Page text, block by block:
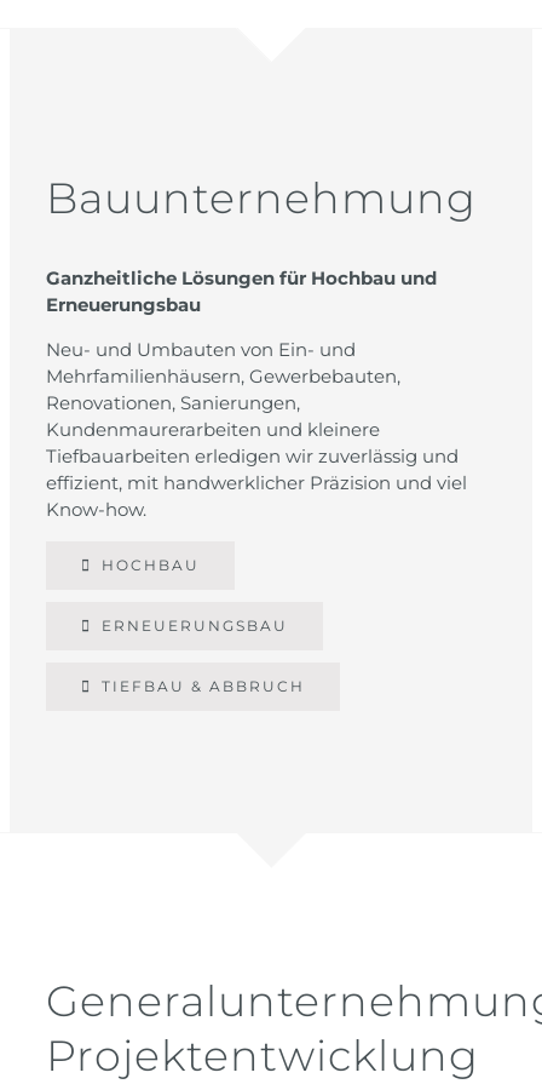
Bauunternehmung
Ganzheitliche Lösungen für Hochbau und
Erneuerungsbau
Neu- und Umbauten von Ein- und
Mehrfamilienhäusern, Gewerbebauten,
Renovationen, Sanierungen,
Kundenmaurerarbeiten und kleinere
Tiefbauarbeiten erledigen wir zuverlässig und
effizient, mit handwerklicher Präzision und viel
Know-how.
HOCHBAU
ERNEUERUNGSBAU
TIEFBAU & ABBRUCH
Projektentwicklung